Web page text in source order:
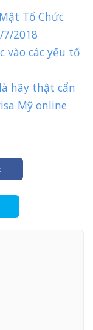
Tổ Chức
7/2018
vào các yếu tố
hãy thật cẩn
Mỹ online